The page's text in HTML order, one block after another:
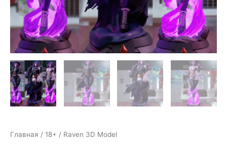
Главная / 18+ / Raven 3D Model